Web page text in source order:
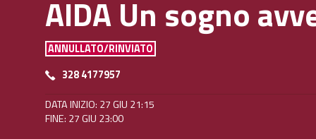
AIDA Un sogno
ANNULLATO/RINVIATO
328 4177957
DATA INIZIO: 27 GIU 21:15
FINE: 27 GIU 23:00